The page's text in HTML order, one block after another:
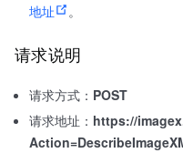
地址
。
请求说明
请求方式： POST
请求地址： https://